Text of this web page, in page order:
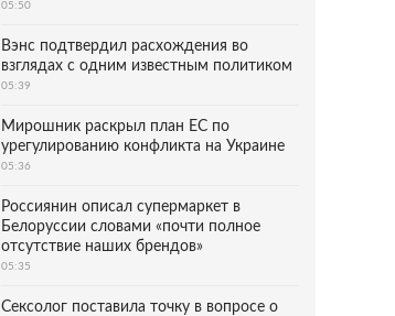
05:50
Вэнс подтвердил расхождения во
взглядах с одним известным политиком
05:39
Мирошник раскрыл план ЕС по
урегулированию конфликта на Украине
05:36
Россиянин описал супермаркет в
Белоруссии словами «почти полное
отсутствие наших брендов»
05:35
Сексолог поставила точку в вопросе о